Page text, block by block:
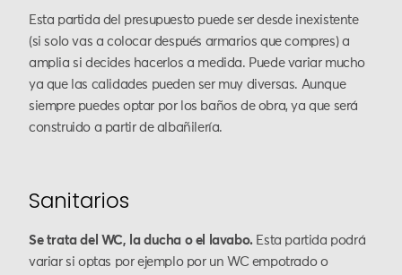
Esta partida del presupuesto puede ser desde inexistente
(si solo vas a colocar después armarios que compres) a
amplia si decides hacerlos a medida. Puede variar mucho
ya que las calidades pueden ser muy diversas. Aunque
siempre puedes optar por los baños de obra, ya que será
construido a partir de albañilería.
Sanitarios
Se trata del WC, la ducha o el lavabo.Esta partida podrá
variar si optas por ejemplo por un WC empotrado o